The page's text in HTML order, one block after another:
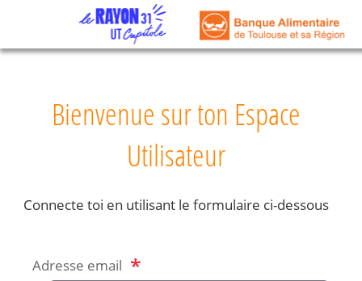
Bienvenue sur ton Espace
Utilisateur
Connecte toi en utilisant le formulaire ci-dessous
Adresse email *